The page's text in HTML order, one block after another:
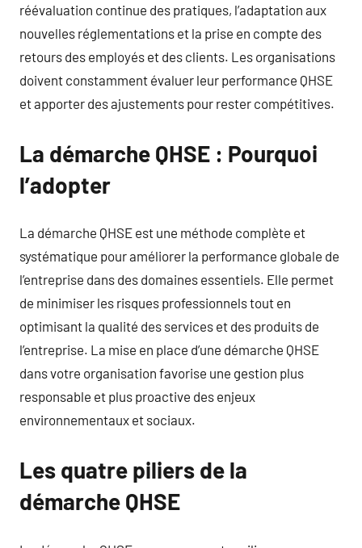
réévaluation continue des pratiques, l’adaptation aux
nouvelles réglementations et la prise en compte des
retours des employés et des clients. Les organisations
doivent constamment évaluer leur performance QHSE
et apporter des ajustements pour rester compétitives.
La démarche QHSE : Pourquoi
l’adopter
La démarche QHSE est une méthode complète et
systématique pour améliorer la performance globale de
l’entreprise dans des domaines essentiels. Elle permet
de minimiser les risques professionnels tout en
optimisant la qualité des services et des produits de
l’entreprise. La mise en place d’une démarche QHSE
dans votre organisation favorise une gestion plus
responsable et plus proactive des enjeux
environnementaux et sociaux.
Les quatre piliers de la
démarche QHSE